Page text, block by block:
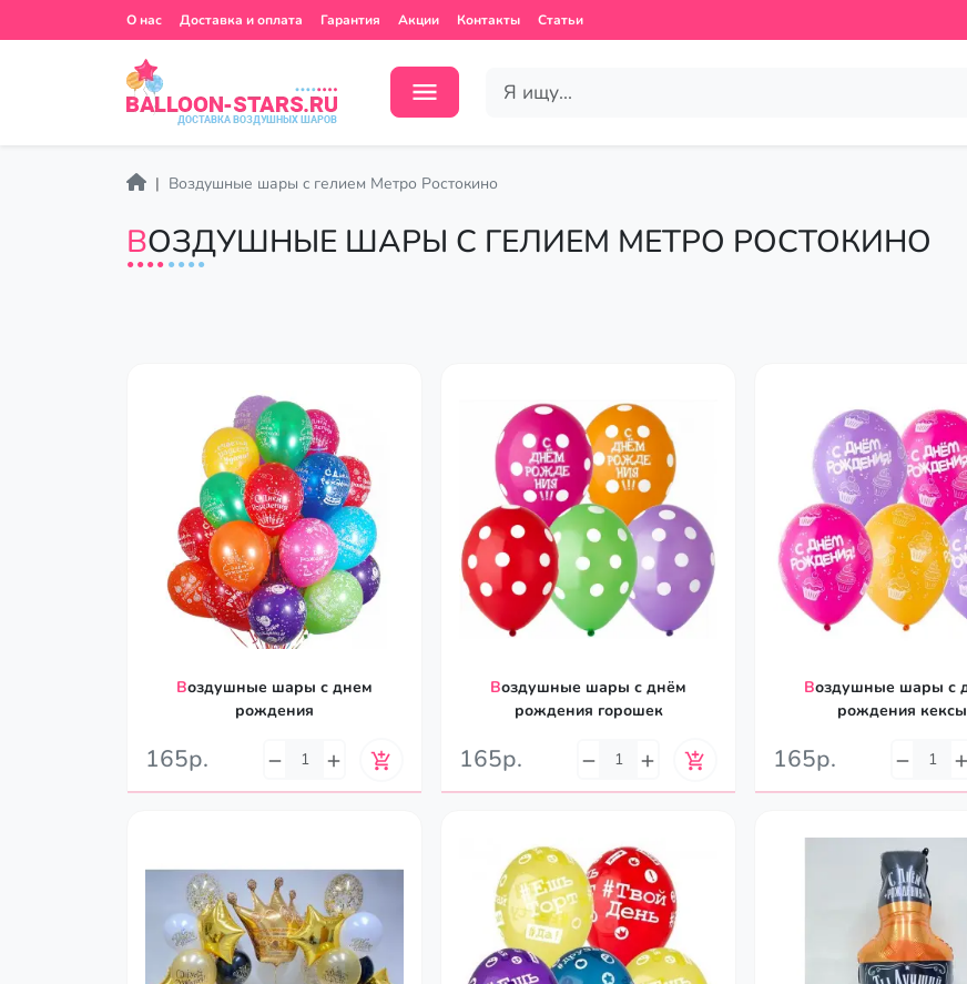
О нас Доставка и оплата Гарантия Акции Контакты Статьи
Воздушные шары c гелием Метро Ростокино
ВОЗДУШНЫЕ ШАРЫ C ГЕЛИЕМ МЕТРО РОСТОКИНО
Воздушные шары с днем
рождения
165р.
Воздушные шары с днём
рождения горошек
165р.
Воздушные шары с днём
рождения кексы
165р.